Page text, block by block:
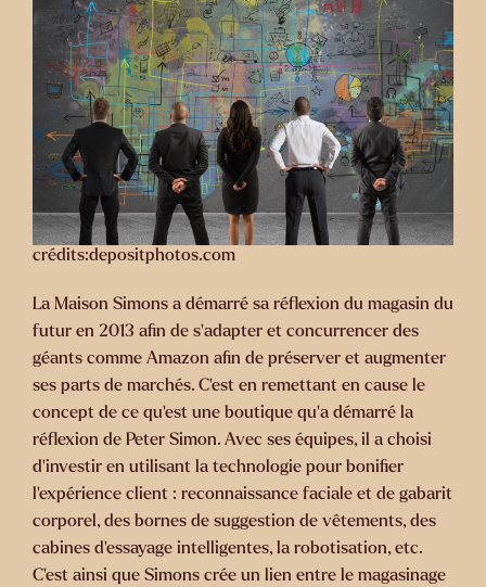
crédits:depositphotos.com
La Maison Simons a démarré sa réflexion du magasin du
futur en 2013 afin de s’adapter et concurrencer des
géants comme Amazon afin de préserver et augmenter
ses parts de marchés. C’est en remettant en cause le
concept de ce qu’est une boutique qu’a démarré la
réflexion de Peter Simon. Avec ses équipes, il a choisi
d’investir en utilisant la technologie pour bonifier
l’expérience client : reconnaissance faciale et de gabarit
corporel, des bornes de suggestion de vêtements, des
cabines d’essayage intelligentes, la robotisation, etc.
C’est ainsi que Simons crée un lien entre le magasinage